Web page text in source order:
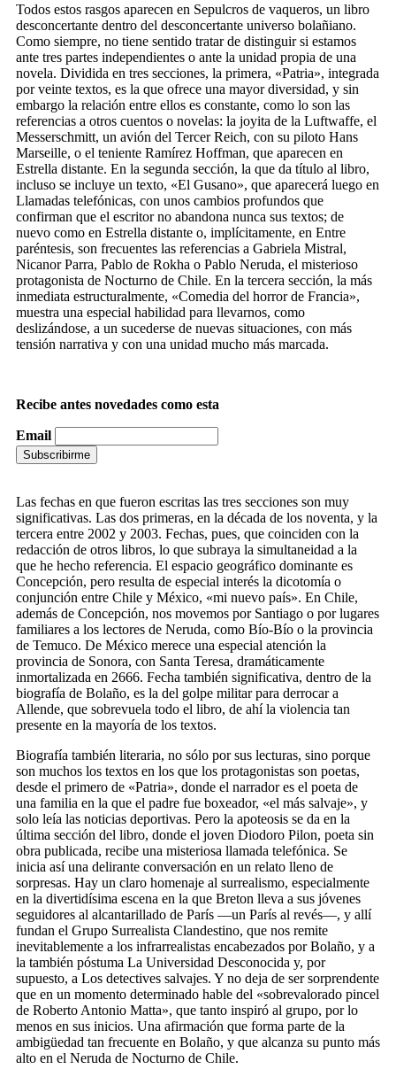
Todos estos rasgos aparecen en Sepulcros de vaqueros, un libro
desconcertante dentro del desconcertante universo bolañiano.
Como siempre, no tiene sentido tratar de distinguir si estamos
ante tres partes independientes o ante la unidad propia de una
novela. Dividida en tres secciones, la primera, «Patria», integrada
por veinte textos, es la que ofrece una mayor diversidad, y sin
embargo la relación entre ellos es constante, como lo son las
referencias a otros cuentos o novelas: la joyita de la Luftwaffe, el
Messerschmitt, un avión del Tercer Reich, con su piloto Hans
Marseille, o el teniente Ramírez Hoffman, que aparecen en
Estrella distante. En la segunda sección, la que da título al libro,
incluso se incluye un texto, «El Gusano», que aparecerá luego en
Llamadas telefónicas, con unos cambios profundos que
confirman que el escritor no abandona nunca sus textos; de
nuevo como en Estrella distante o, implícitamente, en Entre
paréntesis, son frecuentes las referencias a Gabriela Mistral,
Nicanor Parra, Pablo de Rokha o Pablo Neruda, el misterioso
protagonista de Nocturno de Chile. En la tercera sección, la más
inmediata estructuralmente, «Comedia del horror de Francia»,
muestra una especial habilidad para llevarnos, como
deslizándose, a un sucederse de nuevas situaciones, con más
tensión narrativa y con una unidad mucho más marcada.
Recibe antes novedades como esta
Email
Las fechas en que fueron escritas las tres secciones son muy
significativas. Las dos primeras, en la década de los noventa, y la
tercera entre 2002 y 2003. Fechas, pues, que coinciden con la
redacción de otros libros, lo que subraya la simultaneidad a la
que he hecho referencia. El espacio geográfico dominante es
Concepción, pero resulta de especial interés la dicotomía o
conjunción entre Chile y México, «mi nuevo país». En Chile,
además de Concepción, nos movemos por Santiago o por lugares
familiares a los lectores de Neruda, como Bío-Bío o la provincia
de Temuco. De México merece una especial atención la
provincia de Sonora, con Santa Teresa, dramáticamente
inmortalizada en 2666. Fecha también significativa, dentro de la
biografía de Bolaño, es la del golpe militar para derrocar a
Allende, que sobrevuela todo el libro, de ahí la violencia tan
presente en la mayoría de los textos.
Biografía también literaria, no sólo por sus lecturas, sino porque
son muchos los textos en los que los protagonistas son poetas,
desde el primero de «Patria», donde el narrador es el poeta de
una familia en la que el padre fue boxeador, «el más salvaje», y
solo leía las noticias deportivas. Pero la apoteosis se da en la
última sección del libro, donde el joven Diodoro Pilon, poeta sin
obra publicada, recibe una misteriosa llamada telefónica. Se
inicia así una delirante conversación en un relato lleno de
sorpresas. Hay un claro homenaje al surrealismo, especialmente
en la divertidísima escena en la que Breton lleva a sus jóvenes
seguidores al alcantarillado de París —un París al revés—, y allí
fundan el Grupo Surrealista Clandestino, que nos remite
inevitablemente a los infrarrealistas encabezados por Bolaño, y a
la también póstuma La Universidad Desconocida y, por
supuesto, a Los detectives salvajes. Y no deja de ser sorprendente
que en un momento determinado hable del «sobrevalorado pincel
de Roberto Antonio Matta», que tanto inspiró al grupo, por lo
menos en sus inicios. Una afirmación que forma parte de la
ambigüedad tan frecuente en Bolaño, y que alcanza su punto más
alto en el Neruda de Nocturno de Chile.